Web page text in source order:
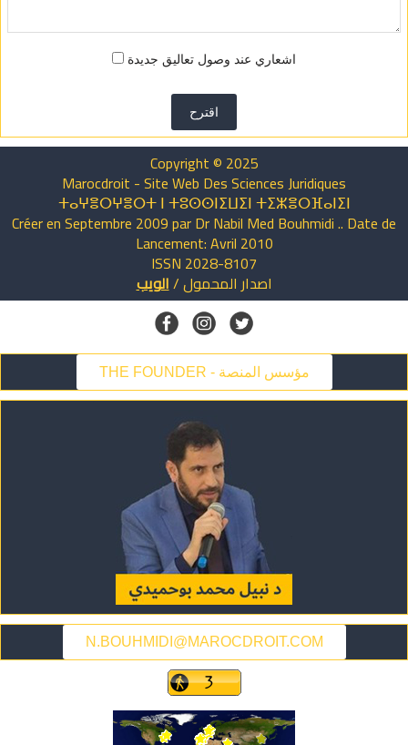
اشعاري عند وصول تعاليق جديدة
اقترح
Copyright © 2025
Marocdroit - Site Web Des Sciences Juridiques
ⵜⴰⵖⴻⵔⵖⴻⵔⵜ ⵏ ⵜⵓⵙⵙⵏⵉⵡⵉⵏ ⵜⵉⵣⴻⵔⴼⴰⵏⵉⵏ
Créer en Septembre 2009 par Dr Nabil Med Bouhmidi .. Date de
Lancement: Avril 2010
ISSN 2028-8107
اصدار المحمول/الويب
THE FOUNDER - مؤسس المنصة
N.BOUHMIDI@MAROCDROIT.COM